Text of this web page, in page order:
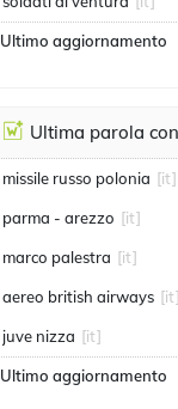
Ultimo aggiornamento
Ultima parola
missile russo polonia [it]
parma - arezzo [it]
marco palestra [it]
aereo british airways [it]
juve nizza [it]
Ultimo aggiornamento